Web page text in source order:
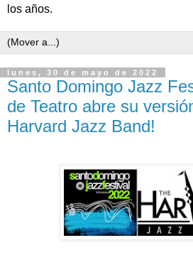
los años.
lunes, 30 de mayo de 2022
Santo Domingo Jazz
de Teatro abre su
Harvard Jazz Band!